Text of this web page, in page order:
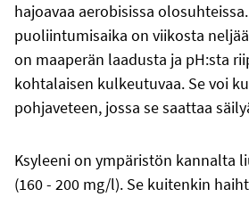
hajoavaa aerobisissa
puoliintumisaika on viikosta
on maaperän laadusta ja pH:sta
kohtalaisen kulkeutuvaa. Se voi
pohjaveteen, jossa se saattaa
Ksyleeni on ympäristön kannalta
(160 - 200 mg/l). Se kuitenkin